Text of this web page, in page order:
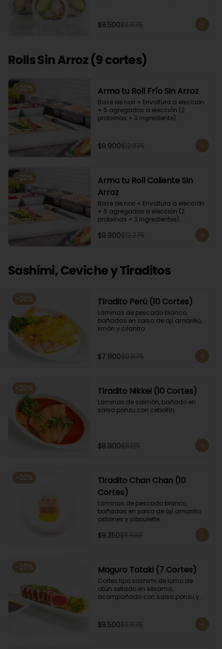
$9.500$11.875
Rolls Sin Arroz (9 cortes)
-20% Arma tu Roll Frío Sin Arroz
Base de nori + Envoltura a elección
+ 5 agregados a elección (2
proteínas + 3 Ingrediente).
relleno palta y/o queso crema para
que el roll pueda compactar y ser
$9.900$12.375
-20%
Arma tu Roll Caliente Sin
Arroz
Base de nori + Envoltura a elección
+ 5 agregados a elección (2
proteínas + 3 Ingredientes).
Acompañado con salsa de soya.
Recomendamos incluir en el relleno
palta y/o queso crema para que el
$9.900$12.375
Sashimi, Ceviche y Tiraditos
-20% Tiradito Perú (10 Cortes)
Láminas de pescado blanco,
bañadas en salsa de ají amarillo,
limón y cilantro.
$7.900$9.875
-20% Tiradito Nikkei (10 Cortes)
Láminas de salmón, bañado en
salsa ponzu con cebollín.
$8.900$11.125
-20%
Tiradito Chan Chan (10
Cortes)
Láminas de pescado blanco,
bañadas en salsa de ají amarillo,
ostiones y ciboulette.
$9.350$11.688
-20% Maguro Tataki (7 Cortes)
Cortes tipo sashimi de lomo de
atún sellado en sésamo,
acompañado con salsa ponzu y
$9.500$11.875